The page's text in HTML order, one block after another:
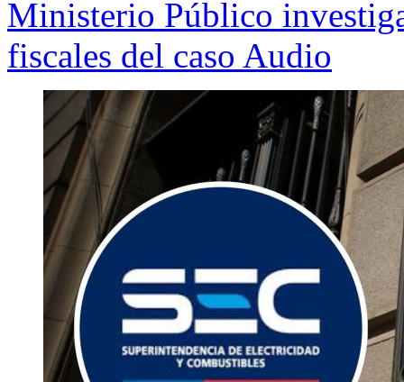
Ministerio Público
fiscales del caso Audio